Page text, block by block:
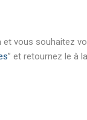
et vous souhaitez
” et retournez le à